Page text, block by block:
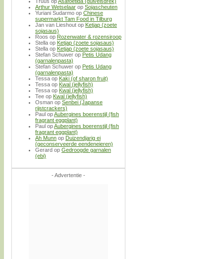
Arthur Wetselaar op Sojascheuten
Yuriani Sudarmo op Chinese
supermarkt Tam Food in Tilburg
Jan van Lieshout op Ketjap (zoete
sojasaus)
Roos op Rozenwater & rozensiroop
Stella op Ketjap (zoete sojasaus)
Stella op Ketjap (zoete sojasaus)
Stefan Schuwer op Petis Udang
(garnalenpasta)
Stefan Schuwer op Petis Udang
(garnalenpasta)
Tessa op Kaki (of sharon fruit)
Tessa op Kwal (jellyfish)
Tessa op Kwal (jellyfish)
Tee op Kwal (jellyfish)
Osman op Senbei (Japanse
rijstcrackers)
Paul opAubergines boerenstijl (fish
fragrant eggplant)
Paul opAubergines boerenstijl (fish
fragrant eggplant)
Ah Munn op Duizendjarig ei
(geconserveerde eendeneieren)
Gerard op Gedroogde garnalen
(ebi)
- Advertentie -